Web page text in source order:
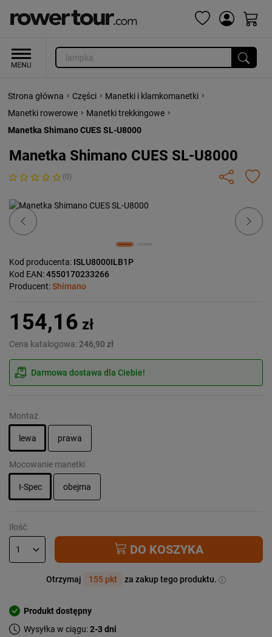
Strona główna › Części › Manetki i klamkomanetki ›
Manetki rowerowe › Manetki trekkingowe ›
Manetka Shimano CUES SL-U8000
Manetka Shimano CUES SL-U8000
(0)
Previous Next
Kod producenta: ISLU8000ILB1P
Kod EAN:4550170233266
Producent:Shimano
154,16 zł
Cena katalogowa: 246,90 zł
Darmowa dostawa dla Ciebie!
Montaż
lewa prawa
Mocowanie manetki
I-Spec obejma
Ilość
DO KOSZYKA
Otrzymaj 155 pkt za zakup tego produktu.
Produkt dostępny
Wysyłka w ciągu:2-3 dni